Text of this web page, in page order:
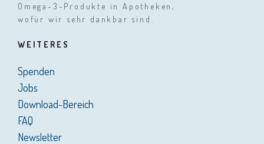
Omega-3-Produkte in Apotheken,
wofür wir sehr dankbar sind.
WEITERES
Spenden
Jobs
Download-Bereich
FAQ
Newsletter